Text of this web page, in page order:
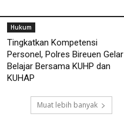
Hukum
Tingkatkan Kompetensi
Personel, Polres Bireuen Gelar
Belajar Bersama KUHP dan
KUHAP
Muat lebih banyak